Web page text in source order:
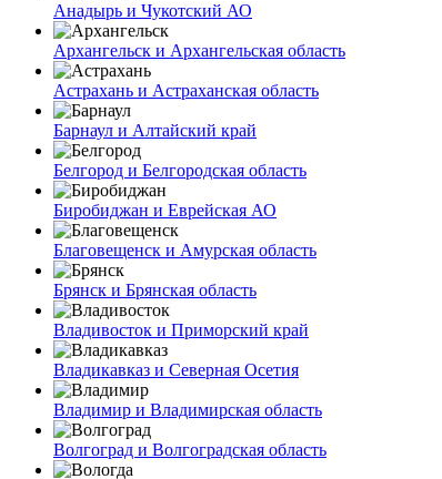
Анадырь и Чукотский АО
Архангельск и Архангельская область
Астрахань и Астраханская область
Барнаул и Алтайский край
Белгород и Белгородская область
Биробиджан и Еврейская АО
Благовещенск и Амурская область
Брянск и Брянская область
Владивосток и Приморский край
Владикавказ и Северная Осетия
Владимир и Владимирская область
Волгоград и Волгоградская область